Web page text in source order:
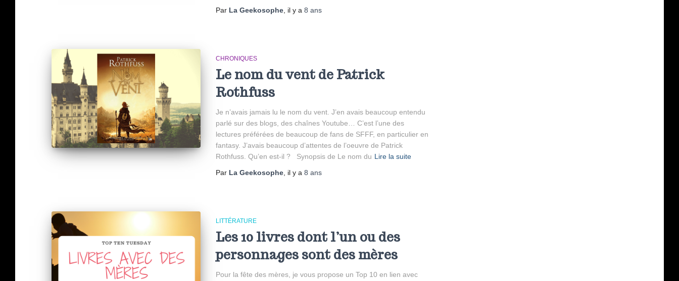
Par La Geekosophe , il y a 8 ans
CHRONIQUES
Le nom du vent de Patrick
Rothfuss
Je n’avais jamais lu le nom du vent. J’en avais beaucoup entendu
parlé sur des blogs, des chaînes Youtube… C’est l’une des
lectures préférées de beaucoup de fans de SFFF, en particulier en
fantasy. J’avais beaucoup d’attentes de l’oeuvre de Patrick
Rothfuss. Qu’en est-il ? Synopsis de Le nom du Lire la suite
Par La Geekosophe , il y a 8 ans
LITTÉRATURE
Les 10 livres dont l’un ou des
personnages sont des mères
Pour la fête des mères, je vous propose un Top 10 en lien avec